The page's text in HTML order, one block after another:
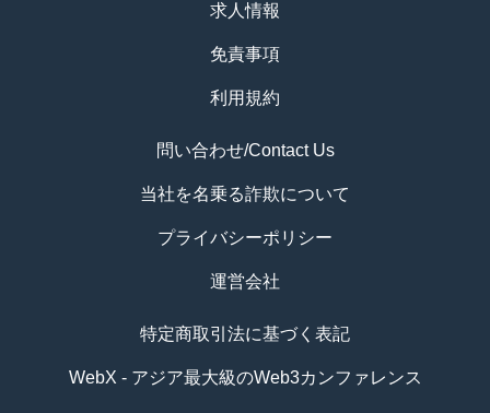
求人情報
免責事項
利用規約
問い合わせ/Contact Us
当社を名乗る詐欺について
プライバシーポリシー
運営会社
特定商取引法に基づく表記
WebX - アジア最大級のWeb3カンファレンス